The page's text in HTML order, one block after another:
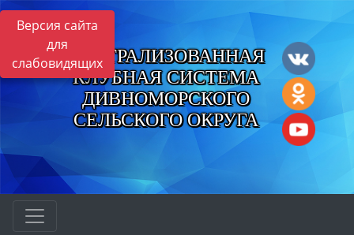
Версия сайта
для
слабовидящихЦЕНТРАЛИЗОВАННАЯ
КЛУБНАЯ СИСТЕМА
ДИВНОМОРСКОГО
СЕЛЬСКОГО ОКРУГА